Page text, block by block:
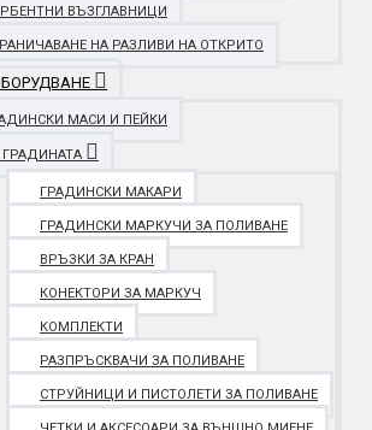
ВЪЗГЛАВНИЦИ
НА РАЗЛИВИ НА ОТКРИТО
МАСИ И ПЕЙКИ
ГРАДИНАТА
ГРАДИНСКИ МАКАРИ
ГРАДИНСКИ МАРКУЧИ ЗА ПОЛИВАНЕ
ВРЪЗКИ ЗА КРАН
КОНЕКТОРИ ЗА МАРКУЧ
КОМПЛЕКТИ
РАЗПРЪСКВАЧИ ЗА ПОЛИВАНЕ
СТРУЙНИЦИ И ПИСТОЛЕТИ ЗА ПОЛИВАНЕ